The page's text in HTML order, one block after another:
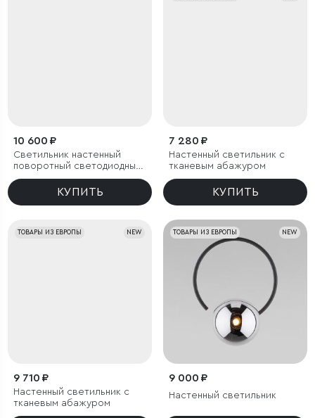
10 600 ₽
Светильник настенный
поворотный светодиодный
Luar 900 латунь 3000K
КУПИТЬ
7 280 ₽
Настенный светильник с
тканевым абажуром
КУПИТЬ
NEW
ТОВАРЫ ИЗ ЕВРОПЫ
9 710 ₽
Настенный светильник с
тканевым абажуром
NEW
ТОВАРЫ ИЗ ЕВРОПЫ
9 000 ₽
Настенный светильник